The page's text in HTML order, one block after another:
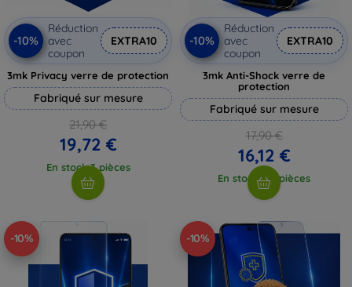
-10%
Réduction
avec
coupon
EXTRA10
3mk Privacy verre de protection
Fabriqué sur mesure
21,90 €
19,72 €
En stock 3 pièces
-10%
Réduction
avec
coupon
EXTRA10
3mk Anti-Shock verre de
protection
Fabriqué sur mesure
17,90 €
16,12 €
En stock > 5 pièces
-10% -10%